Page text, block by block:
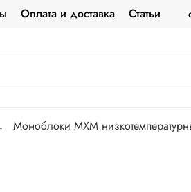
Оплата и доставка Статьи
Моноблоки МХМ